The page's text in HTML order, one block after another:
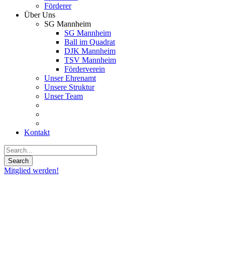
Förderer
Über Uns
SG Mannheim
SG Mannheim
Ball im Quadrat
DJK Mannheim
TSV Mannheim
Förderverein
Unser Ehrenamt
Unsere Struktur
Unser Team
Kontakt
Mitglied werden!